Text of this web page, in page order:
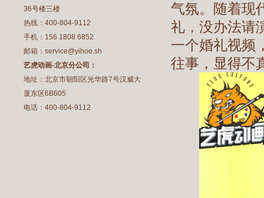
36号楼三楼
热线：400-804-9112
手机：156 1808 6852
邮箱：service@yihoo.sh
艺虎动画-北京分公司：
地址：北京市朝阳区光华路7号汉威大
厦东区6B605
电话：400-804-9112
气氛。随着现
礼，没办法请
一个婚礼视频
往事，显得不